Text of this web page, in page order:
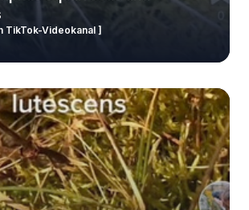
TikTok-Videokanal ]